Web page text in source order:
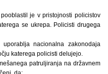
je v pristojnosti policistov
se ukrepa. Policisti drugega
nacionalna zakonodaja
katerega policisti delujejo.
patruljiranja na državnem